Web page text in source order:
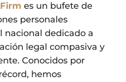
es un bufete de
personales
nacional dedicado a
legal compasiva y
Conocidos por
hemos